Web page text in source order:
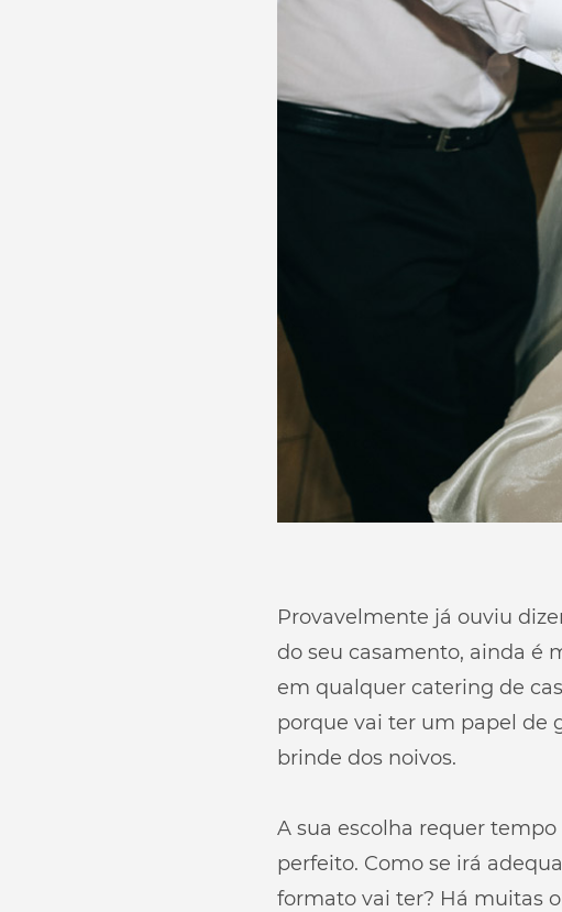
Provavelmente já ouviu
do seu casamento, ainda é
em qualquer catering de
porque vai ter um papel de
brinde dos noivos.
A sua escolha requer
perfeito. Como se irá
formato vai ter? Há muitas